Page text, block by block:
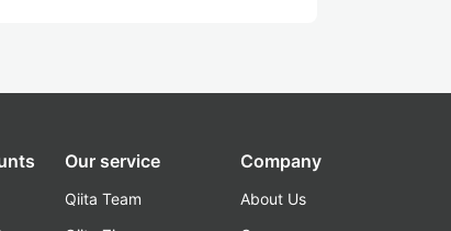
Our service
Qiita Team
Company
About Us